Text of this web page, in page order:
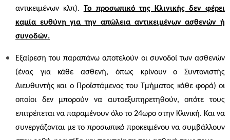
αντικειμένων κλπ). Το προσωπικό της Κλινικής δεν φέρει
καμία ευθύνη για την απώλεια αντικειμένων ασθενών ή
συνοδών.
Εξαίρεση του παραπάνω αποτελούν οι συνοδοί των ασθενών
(ένας για κάθε ασθενή, όπως κρίνουν ο Συντονιστής
Διευθυντής και ο Προϊστάμενος του Τμήματος κάθε φορά) οι
οποίοι δεν μπορούν να αυτοεξυπηρετηθούν, οπότε τους
επιτρέπεται να παραμένουν όλο το 24ωρο στην Κλινική. Και να
συνεργάζονται με το προσωπικό προκειμένου να συμβάλλουν